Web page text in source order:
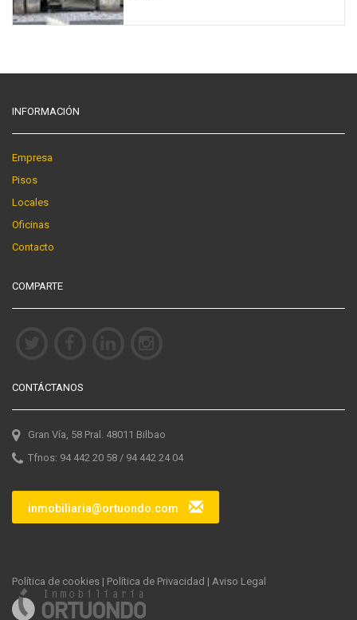
INFORMACIÓN
Empresa
Pisos
Locales
Oficinas
Contacto
COMPARTE
CONTÁCTANOS
Gran Vía, 58 Pral. 48011 Bilbao
Tfnos: 94 442 20 58 / 94 442 24 04
inmobiliaria@ortuondo.com
Política de cookies | Política de Privacidad | Aviso Legal